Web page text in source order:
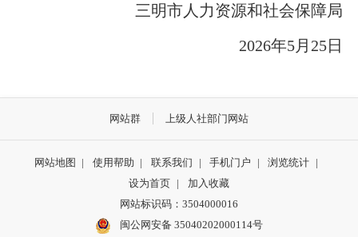
三明市人力资源和社会保障局
2026年5月25日
网站群 上级人社部门网站
网站地图 | 使用帮助 | 联系我们 | 手机门户 | 浏览统计 |
设为首页 |
加入收藏
网站标识码：3504000016
闽公网安备 35040202000114号